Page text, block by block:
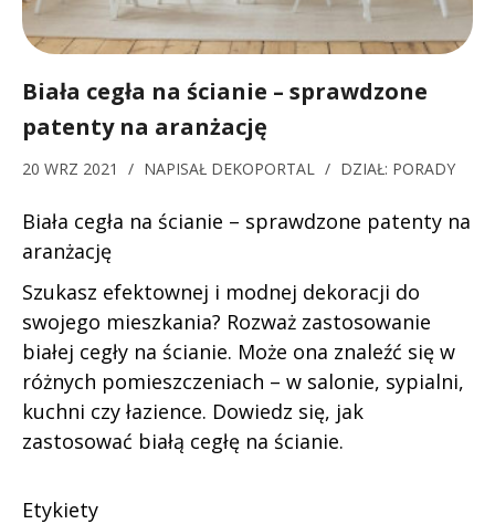
Biała cegła na ścianie – sprawdzone
patenty na aranżację
20 WRZ 2021 / NAPISAŁ DEKOPORTAL / DZIAŁ: PORADY
Biała cegła na ścianie – sprawdzone patenty na
aranżację
Szukasz efektownej i modnej dekoracji do
swojego mieszkania? Rozważ zastosowanie
białej cegły na ścianie. Może ona znaleźć się w
różnych pomieszczeniach – w salonie, sypialni,
kuchni czy łazience. Dowiedz się, jak
zastosować białą cegłę na ścianie.
Etykiety